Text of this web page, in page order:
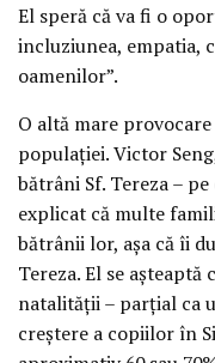
El speră că va fi o
incluziunea, empatia,
oamenilor”.
O altă mare
populației. Victor
bătrâni Sf. Tereza –
explicat că multe
bătrânii lor, așa că îi
Tereza. El se așteaptă
natalității – parțial ca
creștere a copiilor în